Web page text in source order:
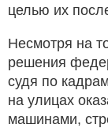
целью их
Несмотря на
решения
судя по
на улицах
машинами,